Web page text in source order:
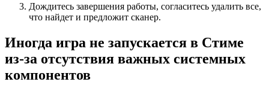
Дождитесь завершения работы, согласитесь удалить все,
что найдет и предложит сканер.
Иногда игра не запускается в Стиме
из-за отсутствия важных системных
компонентов